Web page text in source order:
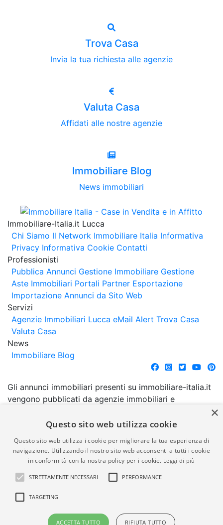
Trova Casa
Invia la tua richiesta alle agenzie
Valuta Casa
Affidati alle nostre agenzie
Immobiliare Blog
News immobiliari
Immobiliare-Italia.it Lucca
Chi Siamo Il Network Immobiliare Italia Informativa
Privacy Informativa Cookie Contatti
Professionisti
Pubblica Annunci Gestione Immobiliare Gestione
Aste Immobiliari Portali Partner Esportazione
Importazione Annunci da Sito Web
Servizi
Agenzie Immobiliari Lucca eMail Alert Trova Casa
Valuta Casa
News
Immobiliare Blog
Gli annunci immobiliari presenti su immobiliare-italia.it
vengono pubblicati da agenzie immobiliari e
comporta l'approvazione o l'avallo da parte di
garanzia da parte di quest'ultima. immobiliare-italia.it
quindi non è responsabile della veridicità, della
correttezza, della completezza, della normativa in
materia di privacy e/o di alcun altro aspetto dei
suddetti annunci.
© Copyright 2007 - 2026
Powered by
×
Questo sito web utilizza cookie
Questo sito web utilizza i cookie per migliorare la tua esperienza di
navigazione. Utilizzando il nostro sito web acconsenti a tutti i cookie
in conformità con la nostra policy per i cookie. Leggi di più
STRETTAMENTE NECESSARI PERFORMANCE
TARGETING
ACCETTA TUTTO RIFIUTA TUTTO